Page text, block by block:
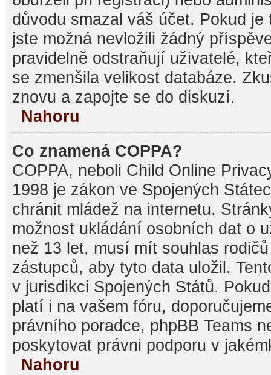
důvodu smazal váš účet. Pokud
jste možná nevložili žádný
pravidelně odstraňují uživatelé,
se zmenšila velikost databáze.
znovu a zapojte se do diskuzí.
Nahoru
Co znamená COPPA?
COPPA, neboli Child Online
1998 je zákon ve Spojených
chránit mládež na internetu.
možnost ukládání osobních dat o
než 13 let, musí mít souhlas
zástupců, aby tyto data uložil.
v jurisdikci Spojených Států.
platí i na vašem fóru,
právního poradce, phpBB Teams
poskytovat právni podporu v
Nahoru